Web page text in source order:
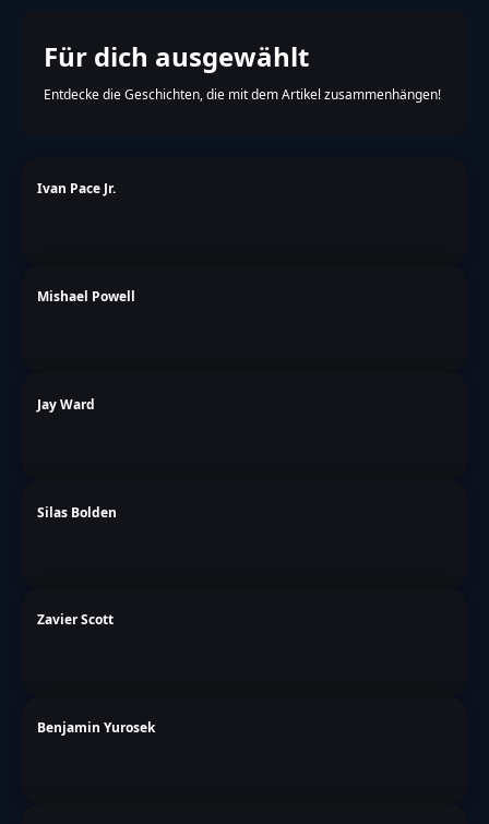
Für dich ausgewählt
Entdecke die Geschichten, die mit dem Artikel zusammenhängen!
Ivan Pace Jr.
Mishael Powell
Jay Ward
Silas Bolden
Zavier Scott
Benjamin Yurosek